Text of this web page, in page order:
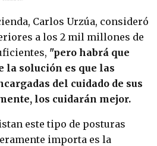
Carlos Urzúa, consideró
a los 2 mil millones de
"pero habrá que
la solución es que las
del cuidado de sus
los cuidarán mejor.
este tipo de posturas
importa es la